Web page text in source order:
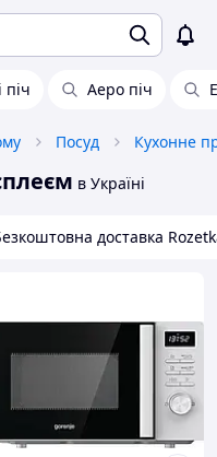
піч Аеро піч
Посуд Кухонне
в Україні
доставка